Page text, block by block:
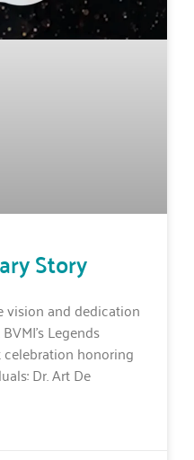
Story
vision and dedication
Legends
honoring
Dr. Art De